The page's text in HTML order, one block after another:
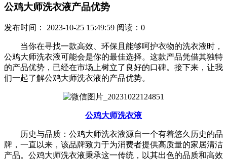
公鸡大师洗衣液产品优势
发布时间： 2023-10-25 15:49:59 阅读： 0
当你在寻找一款高效、环保且能够呵护衣物的洗衣液时，
公鸡大师洗衣液可能会是你的最佳选择。这款产品凭借其独特
的产品优势，已经在市场上树立了良好的口碑。接下来，让我
们一起了解公鸡大师洗衣液的产品优势。
公鸡大师洗衣液
历史与品质：公鸡大师洗衣液源自一个有着悠久历史的品
牌，一直以来，该品牌致力于为消费者提供高质量的家居清洁
产品。公鸡大师洗衣液秉承这一传统，以其出色的品质和高效